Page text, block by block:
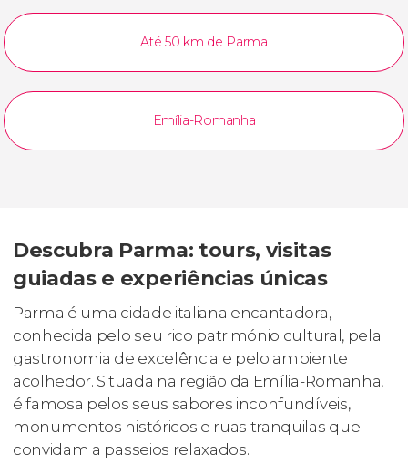
Até 50 km de Parma
Emília-Romanha
Descubra Parma: tours, visitas
guiadas e experiências únicas
Parma é uma cidade italiana encantadora,
conhecida pelo seu rico património cultural, pela
gastronomia de excelência e pelo ambiente
acolhedor. Situada na região da Emília-Romanha,
é famosa pelos seus sabores inconfundíveis,
monumentos históricos e ruas tranquilas que
convidam a passeios relaxados.